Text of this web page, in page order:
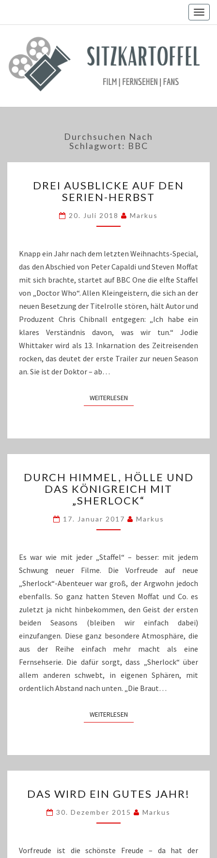
Durchsuchen Nach
Schlagwort: BBC
AUSBLICKE
AUF
SERIEN-
HERBST
DREI AUSBLICKE AUF DEN
SERIEN-HERBST
20. Juli 2018 Markus
Knapp ein Jahr nach dem letzten Weihnachts-Special,
das den Abschied von Peter Capaldi und Steven Moffat
mit sich brachte, startet auf BBC One die elfte Staffel
von „Doctor Who“. Allen Kleingeistern, die sich an der
neuen Besetzung der Titelrolle stören, hält Autor und
Produzent Chris Chibnall entgegen: „Ich habe ein
klares Verständnis davon, was wir tun.“ Jodie
Whittaker wird als 13. Inkarnation des Zeitreisenden
rocken, das deutet der erste Trailer zur neuen Season
an. Sie ist der Doktor – ab…
WEITERLESENWEITERLESEN
HIMMEL,
HÖLLE
UND
KÖNIGREICH
MIT
DURCH HIMMEL, HÖLLE UND
DAS KÖNIGREICH MIT
„SHERLOCK“
17. Januar 2017 Markus
Es war wie mit jeder „Staffel“ – besser: mit jedem
Schwung neuer Filme. Die Vorfreude auf neue
„Sherlock“-Abenteuer war groß, der Argwohn jedoch
ebenfalls. So ganz hatten Steven Moffat und Co. es
zuletzt ja nicht hinbekommen, den Geist der ersten
beiden Seasons (bleiben wir einfach dabei)
einzufangen. Diese ganz besondere Atmosphäre, die
aus der Reihe einfach mehr macht als eine
Fernsehserie. Die dafür sorgt, dass „Sherlock“ über
allem anderen schwebt, in eigenen Sphären, mit
ordentlich Abstand nach unten. „Die Braut…
WEITERLESENWEITERLESEN
WIRD
GUTES
JAHR!
DAS WIRD EIN GUTES JAHR!
30. Dezember 2015 Markus
Vorfreude ist die schönste Freude – da hat der